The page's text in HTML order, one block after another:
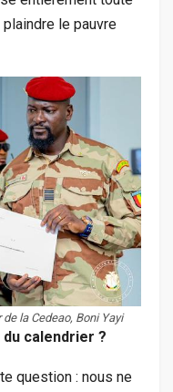
le pauvre
la Cedeao, Boni Yayi
calendrier ?
question : nous ne